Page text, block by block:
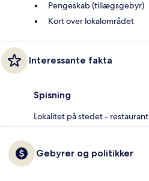
Pengeskab (tillægsgebyr)
Kort over lokalområdet
Interessante fakta
Spisning
Lokalitet på stedet -
Gebyrer og politikker